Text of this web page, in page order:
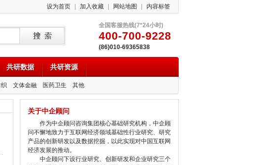
设为首页 加入收藏 网站地图 内容标签
全国客服热线(7*24小时)
400-700-9228
(86)010-69365838
共研数据 共研资源
文体金融 医药卫生 其他
关于中企顾问
作为中企顾问咨询集团核心基础研究机构，中企顾
问不懈地致力于互联网经济领域基础性行业研究、研究
产品的创新研发以及数据挖掘，以此实现对中国互联网
经济发展的推动。
中企顾问下设行业研究、创新研发和企业研究三个